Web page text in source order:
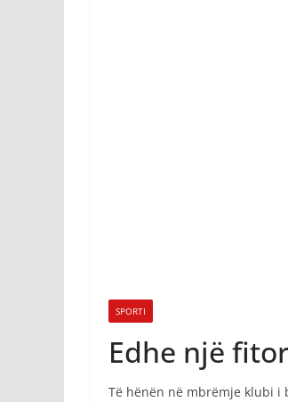
SPORTI
Edhe një
Të hënën në mbrëmje klubi i